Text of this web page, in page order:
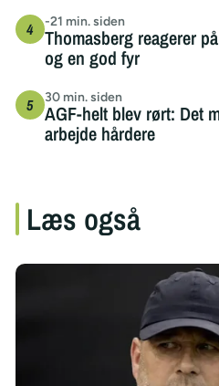
-21 min. siden
Thomasberg reagerer
og en god fyr
30 min. siden
AGF-helt blev rørt: Det
arbejde hårdere